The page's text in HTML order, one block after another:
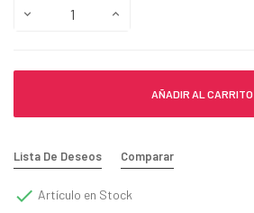
AÑADIR AL CARRITO
Lista De Deseos Comparar
 Artículo en Stock